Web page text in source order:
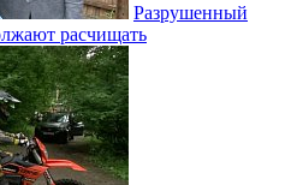
Разрушенный
расчищать